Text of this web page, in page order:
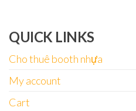
QUICK LINKS
Cho thuê booth nhựa
My account
Cart